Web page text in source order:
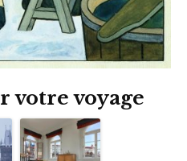
votre voyage